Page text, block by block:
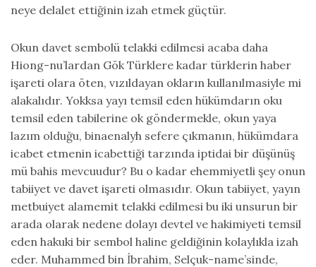
neye delalet ettiğinin izah etmek güçtür.
Okun davet sembolü telakki edilmesi acaba daha
Hiong-nu’lardan Gök Türklere kadar türklerin haber
işareti olara öten, vızıldayan okların kullanılmasiyle mi
alakalıdır. Yokksa yayı temsil eden hükümdarın oku
temsil eden tabilerine ok göndermekle, okun yaya
lazım olduğu, binaenalyh sefere çıkmanın, hükümdara
icabet etmenin icabettiği tarzında iptidai bir düşünüş
mü bahis mevcuudur? Bu o kadar ehemmiyetli şey onun
tabiiyet ve davet işareti olmasıdır. Okun tabiiyet, yayın
metbuiyet alamemit telakki edilmesi bu iki unsurun bir
arada olarak nedene dolayı devtel ve hakimiyeti temsil
eden hakuki bir sembol haline geldiğinin kolaylıkla izah
eder. Muhammed bin İbrahim, Selçuk-name’sinde,